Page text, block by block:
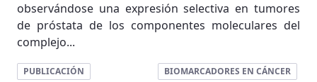
observándose una expresión selectiva en tumores
de próstata de los componentes moleculares del
complejo...
PUBLICACIÓN
BIOMARCADORES EN CÁNCER